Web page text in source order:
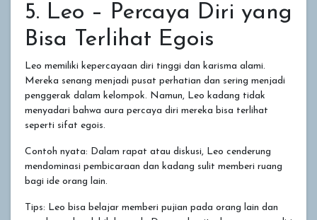
5. Leo – Percaya Diri yang
Bisa Terlihat Egois
Leo memiliki kepercayaan diri tinggi dan karisma alami.
Mereka senang menjadi pusat perhatian dan sering menjadi
penggerak dalam kelompok. Namun, Leo kadang tidak
menyadari bahwa aura percaya diri mereka bisa terlihat
seperti sifat egois.
Contoh nyata: Dalam rapat atau diskusi, Leo cenderung
mendominasi pembicaraan dan kadang sulit memberi ruang
bagi ide orang lain.
Tips: Leo bisa belajar memberi pujian pada orang lain dan